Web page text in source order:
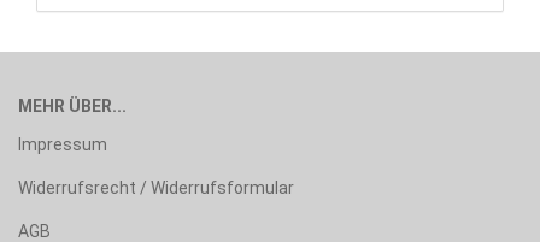
MEHR ÜBER...
Impressum
Widerrufsrecht / Widerrufsformular
AGB